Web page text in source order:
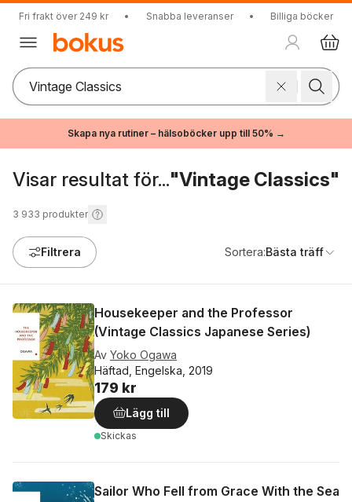
Fri frakt över 249 kr • Snabba leveranser • Billiga böcker
Skapa nya rutiner – hälsoböcker upp till 50% →
Visar resultat för..."Vintage Classics"
3 933 produkter
Filtrera Sortera:Bästa träff
Housekeeper and the Professor
(Vintage Classics Japanese Series)
Av Yoko Ogawa
Häftad, Engelska, 2019
179 kr
Lägg till
Skickas
Sailor Who Fell from Grace With the Sea